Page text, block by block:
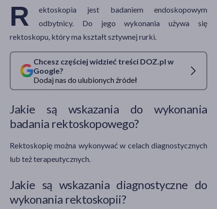
R
ektoskopia jest badaniem endoskopowym
odbytnicy. Do jego wykonania używa się
rektoskopu, który ma kształt sztywnej rurki.
Chcesz częściej widzieć treści DOZ.pl w
Google?
Dodaj nas do ulubionych źródeł
Jakie są wskazania do wykonania
badania rektoskopowego?
Rektoskopię można wykonywać w celach diagnostycznych
lub też terapeutycznych.
Jakie są wskazania diagnostyczne do
wykonania rektoskopii?